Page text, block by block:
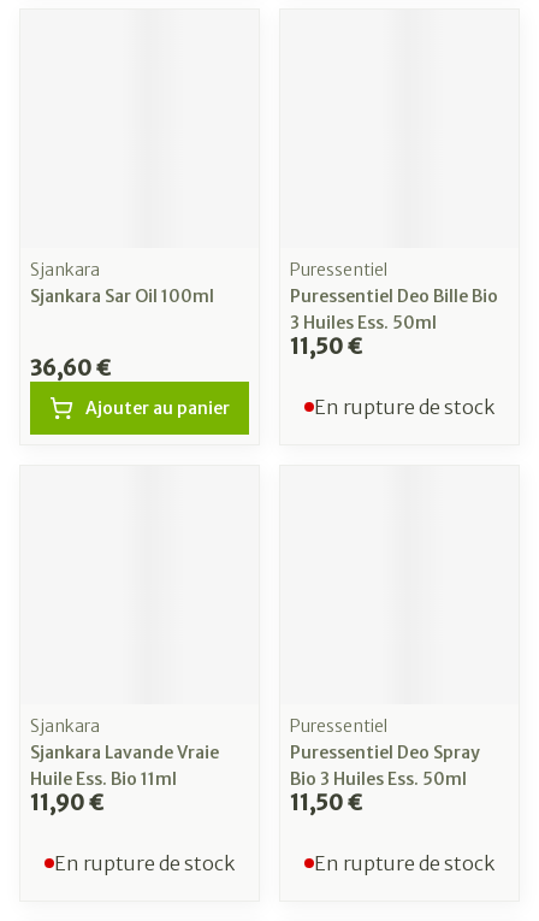
Sjankara
Sjankara Sar Oil 100ml
36,60 €
Ajouter au panier
Puressentiel
Puressentiel Deo Bille Bio
3 Huiles Ess. 50ml
11,50 €
En rupture de stock
Sjankara
Sjankara Lavande Vraie
Huile Ess. Bio 11ml
11,90 €
En rupture de stock
Puressentiel
Puressentiel Deo Spray
Bio 3 Huiles Ess. 50ml
11,50 €
En rupture de stock